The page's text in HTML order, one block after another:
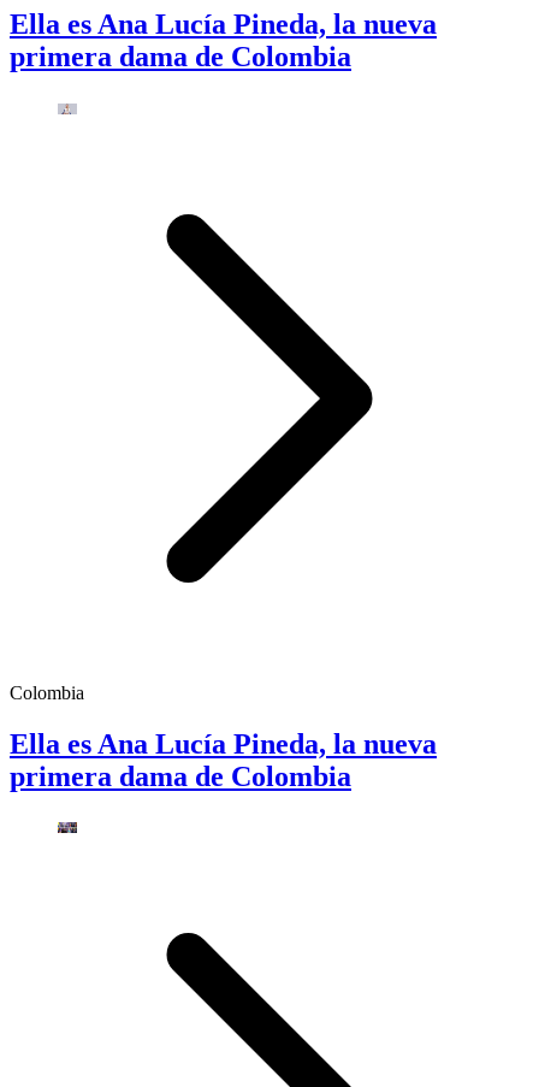
Ella es Ana Lucía Pineda, la nueva
primera dama de Colombia
Colombia
Ella es Ana Lucía Pineda, la nueva
primera dama de Colombia